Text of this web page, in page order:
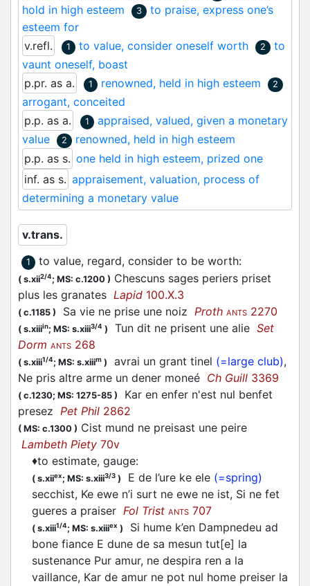
hold in high esteem
3
to praise, express one’s
esteem for
v.refl.
1 to value, consider oneself worth 2
to
vaunt oneself, boast
p.pr. as a.
1 renowned, held in high esteem 2
arrogant, conceited
p.p. as a.
1
appraised, valued, given a monetary
value
2
renowned, held in high esteem
p.p. as s. one held in high esteem, prized one
inf. as s. appraisement, valuation, process of
determining a monetary value
v.trans.
1 to value, regard, consider to be worth:
( s.xii2/4; MS: c.1200 ) Chescuns sages periers priset
plus les granates Lapid 100.X.3
( c.1185 ) Sa vie ne prise une noiz Proth ANTS 2270
( s.xiiiin; MS: s.xiii3/4 ) Tun dit ne prisent une alie Set
Dorm ANTS 268
( s.xiii1/4; MS: s.xiiim ) avrai un grant tinel (=large club),
Ne pris altre arme un dener moneé Ch Guill 3369
( c.1230; MS: 1275-85 )
Kar en enfer n'est nul benfet
presez Pet Phil 2862
( MS: c.1300 ) Cist mund ne preisast une peire
Lambeth Piety 70v
♦to estimate, gauge:
( s.xiiex; MS: s.xiii3/3 ) E de l’ure ke ele (=spring)
secchist, Ke ewe n’i surt ne ewe ne ist, Si ne fet
gueres a praiser Fol Trist ANTS 707
( s.xiii1/4; MS: s.xiiiex )
Si hume k’en Dampnedeu ad
bone fiance E dune de sa mesun tut[e] la
sustenance Pur amur, ne despira ren a la
vaillance, Kar de amur ne pot nul home preiser la